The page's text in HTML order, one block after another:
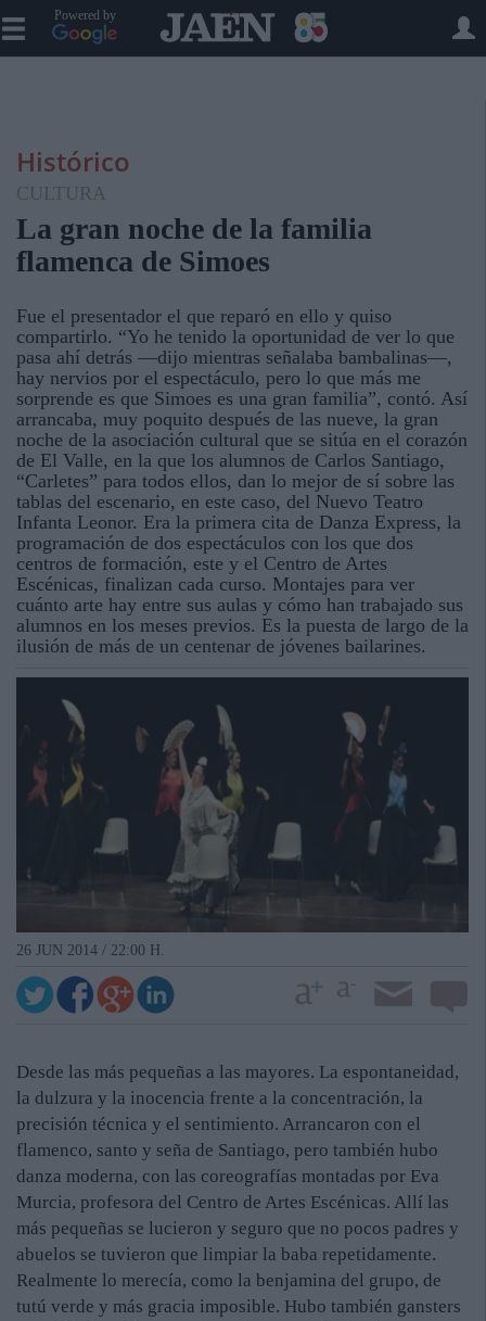
Powered by
Histórico
CULTURA
La gran noche de la familia
flamenca de Simoes
Fue el presentador el que reparó en ello y quiso
compartirlo. “Yo he tenido la oportunidad de ver lo que
pasa ahí detrás —dijo mientras señalaba bambalinas—,
hay nervios por el espectáculo, pero lo que más me
sorprende es que Simoes es una gran familia”, contó. Así
arrancaba, muy poquito después de las nueve, la gran
noche de la asociación cultural que se sitúa en el corazón
de El Valle, en la que los alumnos de Carlos Santiago,
“Carletes” para todos ellos, dan lo mejor de sí sobre las
tablas del escenario, en este caso, del Nuevo Teatro
Infanta Leonor. Era la primera cita de Danza Express, la
programación de dos espectáculos con los que dos
centros de formación, este y el Centro de Artes
Escénicas, finalizan cada curso. Montajes para ver
cuánto arte hay entre sus aulas y cómo han trabajado sus
alumnos en los meses previos. Es la puesta de largo de la
ilusión de más de un centenar de jóvenes bailarines.
26 JUN 2014 / 22:00 H.
Desde las más pequeñas a las mayores. La espontaneidad,
la dulzura y la inocencia frente a la concentración, la
precisión técnica y el sentimiento. Arrancaron con el
flamenco, santo y seña de Santiago, pero también hubo
danza moderna, con las coreografías montadas por Eva
Murcia, profesora del Centro de Artes Escénicas. Allí las
más pequeñas se lucieron y seguro que no pocos padres y
abuelos se tuvieron que limpiar la baba repetidamente.
Realmente lo merecía, como la benjamina del grupo, de
tutú verde y más gracia imposible. Hubo también gansters